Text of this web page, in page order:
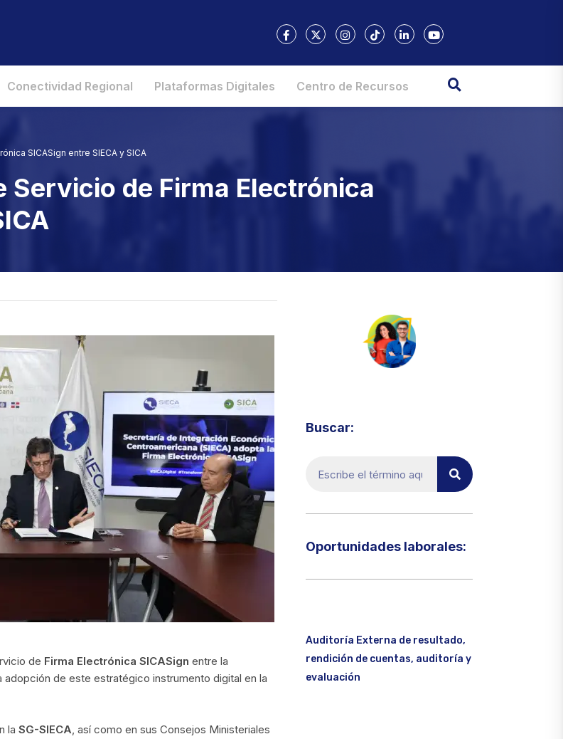
Conectividad Regional Plataformas Digitales Centro de Recursos
SICASign entre SIECA y SICA
de Firma Electrónica
de Firma Electrónica SICASign entre la
adopción de este estratégico instrumento digital en la
la SG-SIECA, así como en sus Consejos Ministeriales
Buscar:
Oportunidades laborales:​
Auditoría Externa de resultado,
rendición de cuentas, auditoría y
evaluación